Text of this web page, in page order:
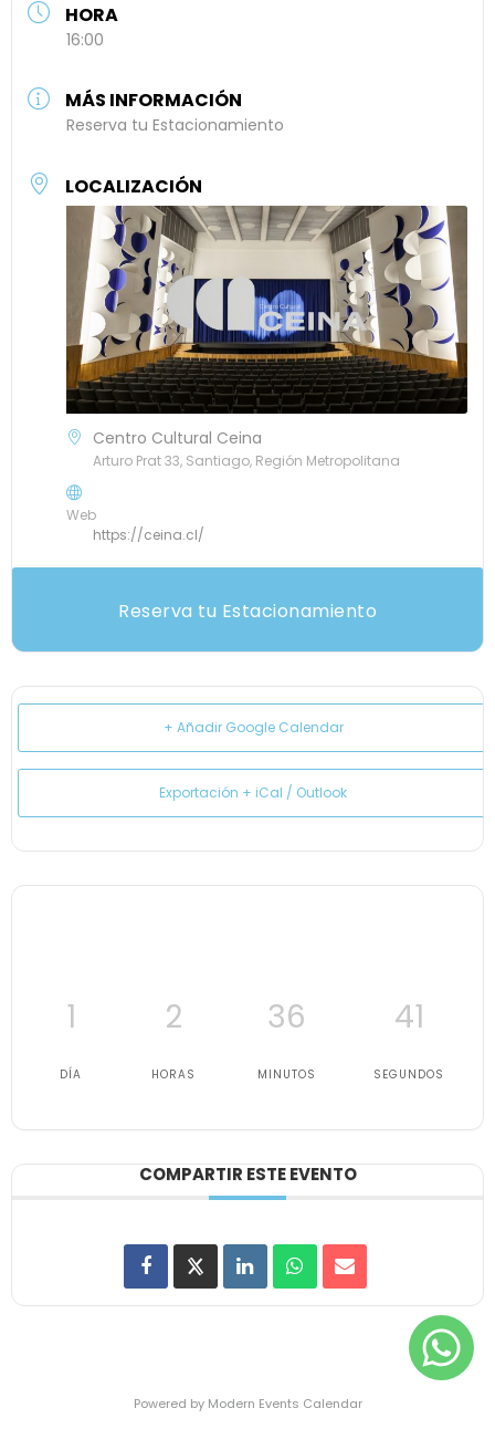
HORA
16:00
MÁS INFORMACIÓN
Reserva tu Estacionamiento
LOCALIZACIÓN
Centro Cultural Ceina
Arturo Prat 33, Santiago, Región Metropolitana
Web
https://ceina.cl/
Reserva tu Estacionamiento
+ Añadir Google Calendar
Exportación + iCal / Outlook
1
DÍA
2
HORAS
36
MINUTOS
41
SEGUNDOS
COMPARTIR ESTE EVENTO
Powered by Modern Events Calendar